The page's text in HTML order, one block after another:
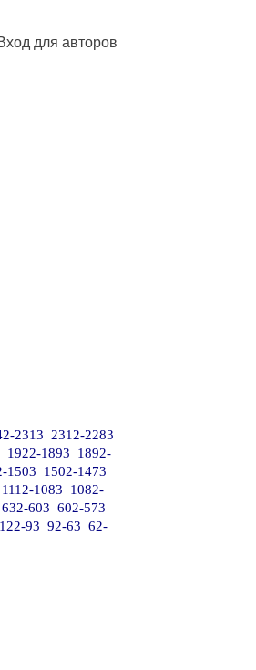
для авторов
2313
2312-2283
1922-1893
1892-
1503
1502-1473
1112-1083
1082-
632-603 602-573
122-93 92-63 62-